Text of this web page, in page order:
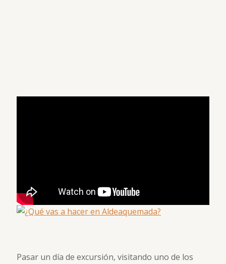
Pasar un día de excursión, visitando uno de los